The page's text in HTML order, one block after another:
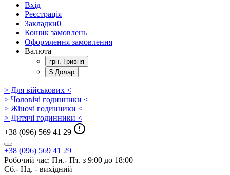
Вхід
Реєстрація
Закладки0
Кошик замовлень
Оформлення замовлення
Валюта
грн. Гривня
$ Долар
> Для військових <
> Чоловічі годинники <
> Жіночі годинники <
> Дитячі годинники <
+38 (096) 569 41 29
+38 (096) 569 41 29
Робочий час: Пн.- Пт. з 9:00 до 18:00
Сб.- Нд. - вихідний